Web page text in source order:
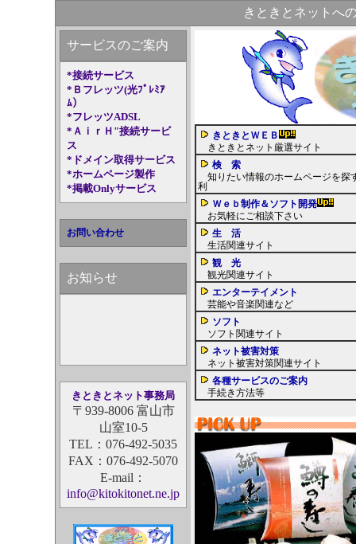
きときとネットへ
サービスのご案内
*接続サービス
*Ｂフレッツ(光ﾌﾟﾚﾐｱ
ﾑ）
*フレッツADSL
*ＡｉｒＨ"接続サービ
ス
*ドメイン取得サービス
*ホームページ製作
*掲載Onlyサービス
お問い合わせ
お知らせ
きときとネット事務局
〒939-8006 富山市
山室10-5
TEL：076-492-5035
FAX：076-492-5070
E-mail：
info@kitokitonet.ne.jp
きときとＷＥＢ
きときとネット厳選サイト
検 索
知りたい情報のホームページを探
利
Ｗｅｂ制作＆ソフト開発
お気軽にご相談下さい
生 活
生活関連サイト
観 光
観光関連サイト
エンターテイメント
芸能や音楽関連など
ソフト
ソフト関連サイト
ネット被害対策
ネット被害対策関連サイト
各種サービスのご案内
手続き方法等